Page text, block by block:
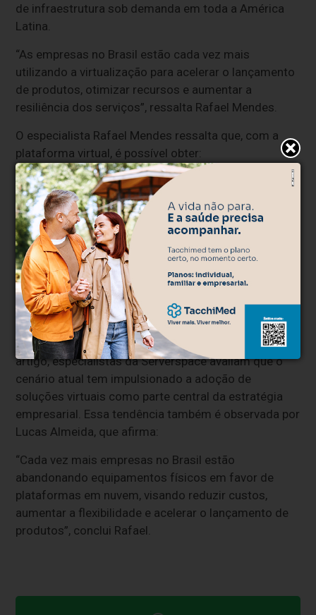
de infraestrutura sob demanda em toda a América
Latina.
“As empresas no Brasil estão cada vez mais
utilizando a virtualização para acelerar o lançamento
de produtos, otimizar recursos e aumentar a
resiliência dos serviços”, ressalta Rafael Mendes.
O especialista Rafael Mendes ressalta que, com a
plataforma virtual, é possível obter:
Lançamento rápido de produtos no mercado;
Gerenciamento centralizado;
Alta disponibilidade e redundância;
Conformidade com a LGPD;
Automação de tarefas rotineiras.
Com base nos pontos abordados ao longo deste
artigo, especialistas da Serverspace avaliam que o
cenário atual tem impulsionado a adoção de
soluções virtuais como parte central da estratégia
empresarial. Essa tendência também é observada por
Lucas Almeida, que afirma:
“Cada vez mais empresas no Brasil estão
abandonando equipamentos físicos em favor de
plataformas em nuvem, visando reduzir custos,
aumentar a flexibilidade e acelerar o lançamento de
produtos”, conclui Rafael.